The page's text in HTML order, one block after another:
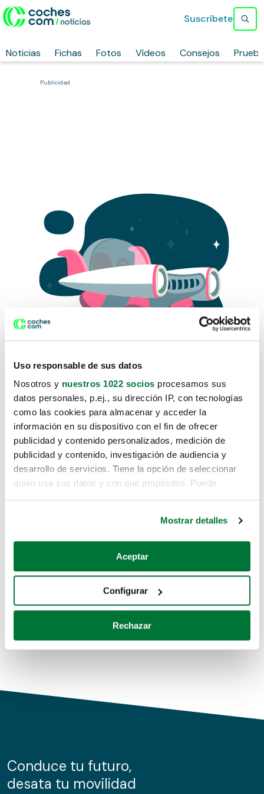
Uso responsable de sus datos
Nosotros y nuestros 1022 socios procesamos sus
datos personales, p.ej., su dirección IP, con tecnologías
como las cookies para almacenar y acceder la
información en su dispositivo con el fin de ofrecer
publicidad y contenido personalizados, medición de
publicidad y contenido, investigación de audiencia y
desarrollo de servicios. Tiene la opción de seleccionar
quién usa sus datos y con qué propósitos. Puede
Si lo permite, también quisiéramos:
Recopilar información sobre su ubicación geográfica
Identificar su dispositivo analizándolo activamente
para buscar características específicas (huellas
Obtenga más información sobre cómo se procesan sus
de cookies.
información sobre el uso que haga del sitio web con
nuestros partners de redes sociales, publicidad y análisis
Mostrar detalles
Aceptar
Configurar
Rechazar
Noticias Fichas Fotos Vídeos Consejos
Suscríbete
Publicidad
Lo sentimos, no sabemos como
te hemos traido hasta aquí.
Pero puedes encontrar el coche que estás
buscando en alguno de estos enlaces:
Coches de segunda mano
Coches de km0
Conduce tu futuro,
desata tu movilidad